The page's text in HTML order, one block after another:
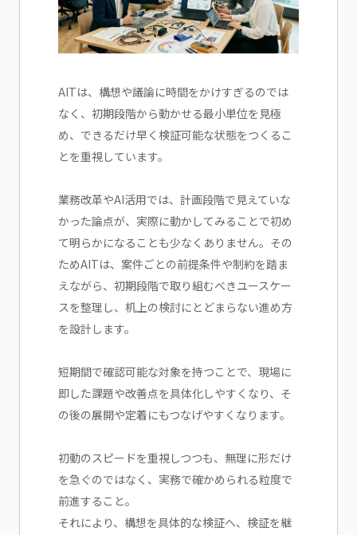
AITは、構想や議論に時間をかけすぎるのでは
なく、初期段階から動かせる最小単位を見極
め、できるだけ早く検証可能な状態をつくるこ
とを重視しています。
業務改革やAI活用では、計画段階で見えていな
かった論点が、実際に動かしてみることで初め
て明らかになることも少なくありません。その
ためAITは、案件ごとの前提条件や制約を踏ま
えながら、初期段階で取り組むべきユースケー
スを整理し、机上の検討にとどまらない進め方
を設計します。
短期間で確認可能な対象を持つことで、現場に
即した課題や改善点を具体化しやすくなり、そ
の後の展開や定着にもつなげやすくなります。
初動のスピードを重視しつつも、無理に形だけ
を急ぐのではなく、実務で確かめられる粒度で
前進すること。
それにより、構想を具体的な検証へ、検証を継